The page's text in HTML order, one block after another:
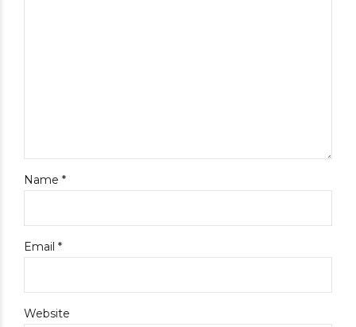
Name *
Email *
Website